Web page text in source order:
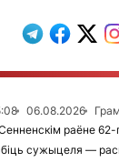
06.08.2026
раёне
сужыцеля —